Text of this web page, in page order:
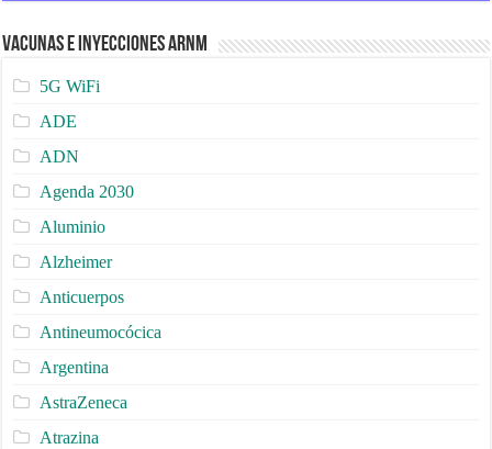
Vacunas e Inyecciones ARNm
5G WiFi
ADE
ADN
Agenda 2030
Aluminio
Alzheimer
Anticuerpos
Antineumocócica
Argentina
AstraZeneca
Atrazina